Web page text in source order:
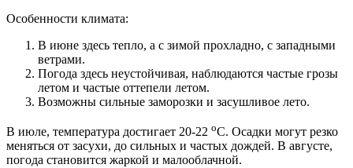
Особенности климата:
В июне здесь тепло, а с зимой прохладно, с западными
ветрами.
Погода здесь неустойчивая, наблюдаются частые грозы
летом и частые оттепели летом.
Возможны сильные заморозки и засушливое лето.
В июле, температура достигает 20-22 оС. Осадки могут резко
меняться от засухи, до сильных и частых дождей. В августе,
погода становится жаркой и малооблачной.